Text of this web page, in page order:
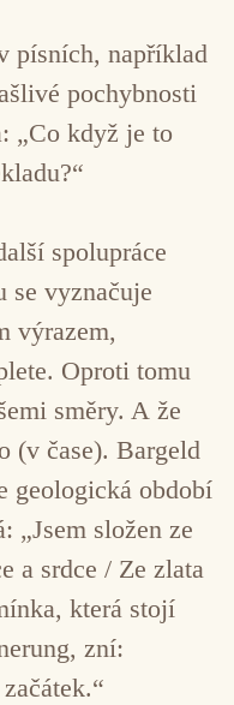
písních, například
pochybnosti
„Co když je to
spolupráce
se vyznačuje
výrazem,
Oproti tomu
směry. A že
(v čase). Bargeld
geologická období
„Jsem složen ze
a srdce / Ze zlata
která stojí
zní: